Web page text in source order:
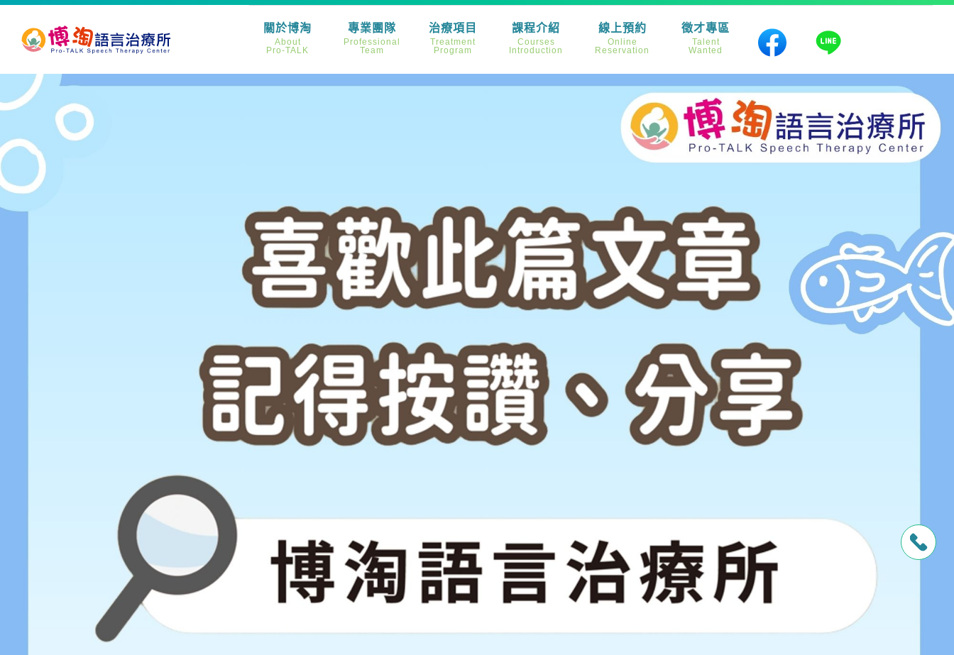
關於博淘
About
Pro-TALK
專業團隊
Professional
Team
治療項目
Treatment
Program
課程介紹
Courses
Introduction
線上預約
Online
Reservation
徵才專區
Talent
Wanted